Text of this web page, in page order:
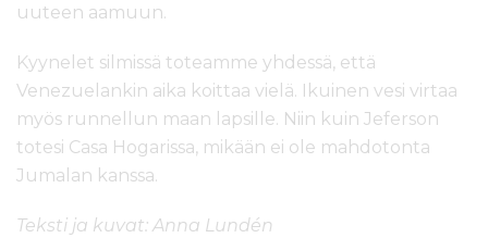
uuteen aamuun.
Kyynelet silmissä toteamme yhdessä, että
Venezuelankin aika koittaa vielä. Ikuinen vesi virtaa
myös runnellun maan lapsille. Niin kuin Jeferson
totesi Casa Hogarissa, mikään ei ole mahdotonta
Jumalan kanssa.
Teksti ja kuvat: Anna Lundén